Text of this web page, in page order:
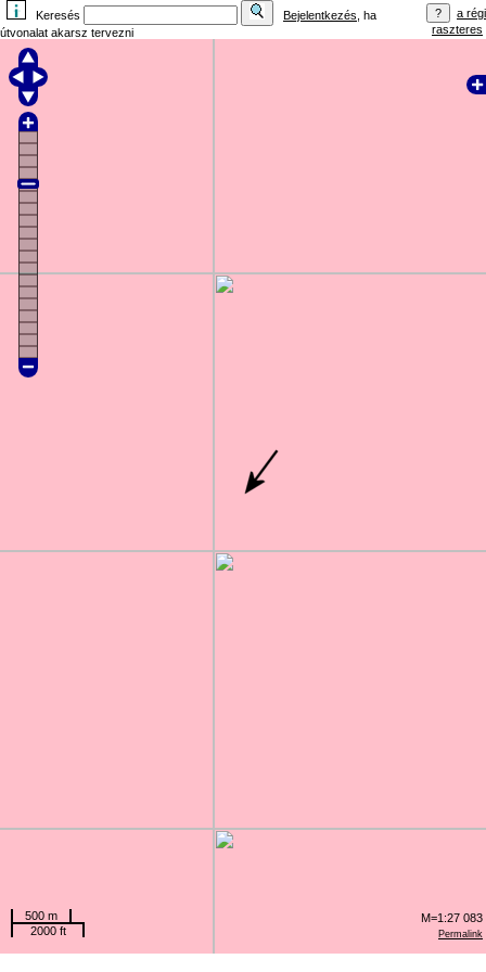
Keresés Bejelentkezés , ha
útvonalat akarsz tervezni
a régi
raszteres
Permalink
500 m
2000 ft
M=1:27 083